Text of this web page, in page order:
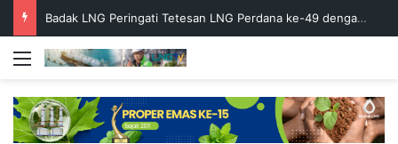
Badak LNG Peringati Tetesan LNG Perdana ke-49 dengan Doa Bersama
Menu